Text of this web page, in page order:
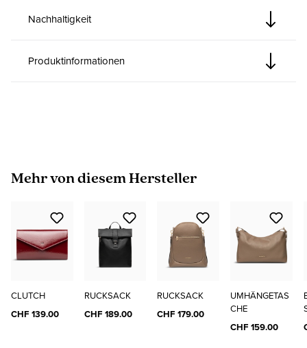
Nachhaltigkeit
Produktinformationen
Produktgalerie überspringen
Mehr von diesem Hersteller
CLUTCH
CHF 139.00
RUCKSACK
CHF 189.00
RUCKSACK
CHF 179.00
UMHÄNGETAS
CHE
CHF 159.00